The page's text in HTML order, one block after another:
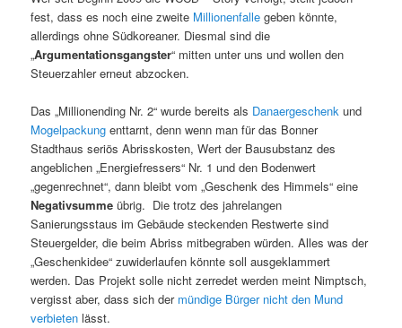
fest, dass es noch eine zweite Millionenfalle geben könnte,
allerdings ohne Südkoreaner. Diesmal sind die
„Argumentationsgangster“ mitten unter uns und wollen den
Steuerzahler erneut abzocken.
Das „Millionending Nr. 2“ wurde bereits als Danaergeschenk und
Mogelpackung enttarnt, denn wenn man für das Bonner
Stadthaus seriös Abrisskosten, Wert der Bausubstanz des
angeblichen „Energiefressers“ Nr. 1 und den Bodenwert
„gegenrechnet“, dann bleibt vom „Geschenk des Himmels“ eine
Negativsumme übrig. Die trotz des jahrelangen
Sanierungsstaus im Gebäude steckenden Restwerte sind
Steuergelder, die beim Abriss mitbegraben würden. Alles was der
„Geschenkidee“ zuwiderlaufen könnte soll ausgeklammert
werden. Das Projekt solle nicht zerredet werden meint Nimptsch,
vergisst aber, dass sich der mündige Bürger nicht den Mund
verbieten lässt.